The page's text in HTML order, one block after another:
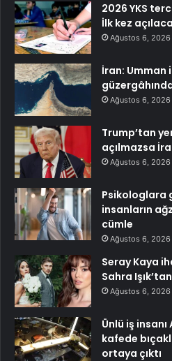
2026 YKS
İlk kez
Ağustos 6, 2026
İran: Umman
Ağustos 6, 2026
Trump’tan
açılmazsa
Ağustos 6, 2026
Psikologlara
insanların
cümle
Ağustos 6, 2026
Seray Kaya
Sahra
Ağustos 6, 2026
Ünlü iş
kafede
ortaya çıktı